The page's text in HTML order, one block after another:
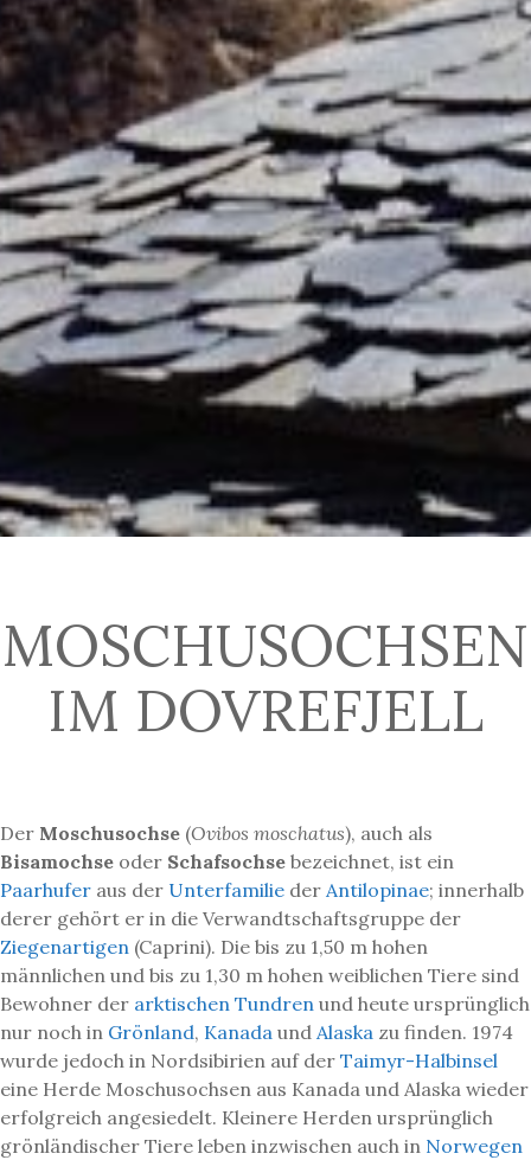
MOSCHUSOCHSEN
IM DOVREFJELL
Der Moschusochse (Ovibos moschatus), auch als
Bisamochse oder Schafsochse bezeichnet, ist ein
Paarhufer aus der Unterfamilie der Antilopinae; innerhalb
derer gehört er in die Verwandtschaftsgruppe der
Ziegenartigen (Caprini). Die bis zu 1,50 m hohen
männlichen und bis zu 1,30 m hohen weiblichen Tiere sind
Bewohner der arktischen Tundren und heute ursprünglich
nur noch in Grönland, Kanada und Alaska zu finden. 1974
wurde jedoch in Nordsibirien auf der Taimyr-Halbinsel
eine Herde Moschusochsen aus Kanada und Alaska wieder
erfolgreich angesiedelt. Kleinere Herden ursprünglich
grönländischer Tiere leben inzwischen auch in Norwegen